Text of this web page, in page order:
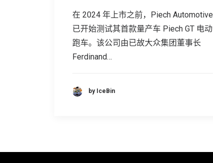
在 2024 年上市之前，Piech Automotive
已开始测试其首款量产车 Piech GT 电动
跑车。该公司由已故大众集团董事长
Ferdinand…
by IceBin